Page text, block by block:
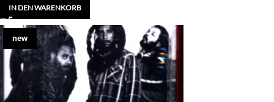
IN DEN WARENKORB
new